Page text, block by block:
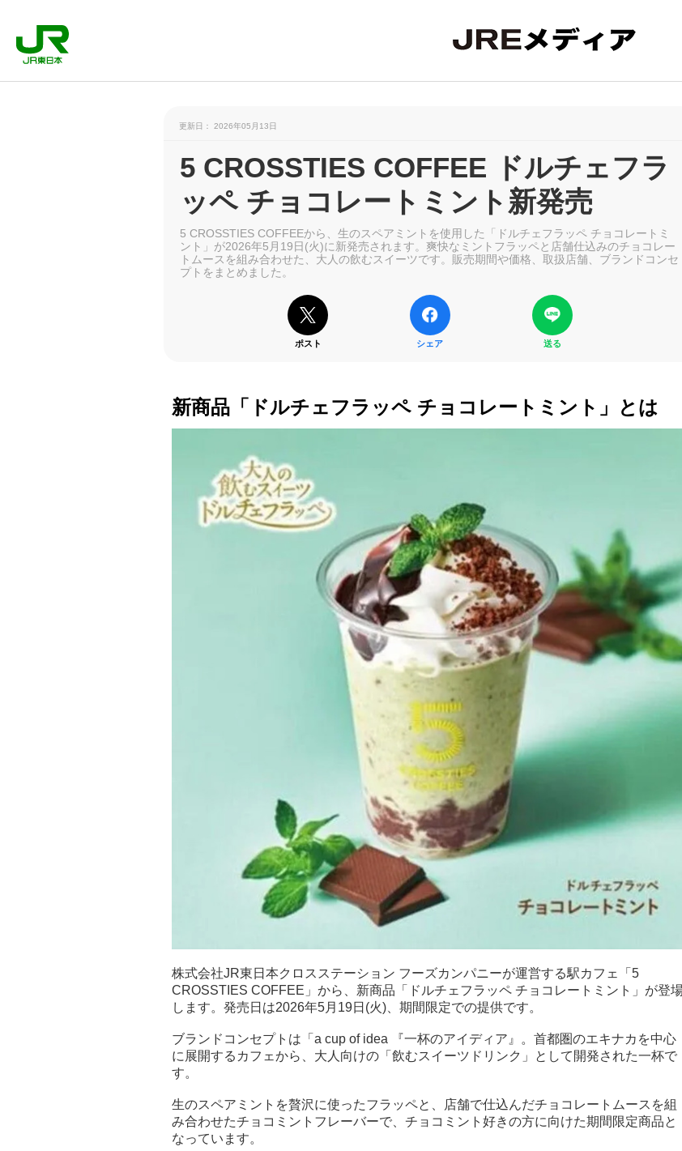
更新日： 2026年05月13日
5 CROSSTIES COFFEE ドルチェフラ
ッペ チョコレートミント新発売
5 CROSSTIES COFFEEから、生のスペアミントを使用した「ドルチェフラッペ チョコレートミ
ント」が2026年5月19日(火)に新発売されます。爽快なミントフラッペと店舗仕込みのチョコレー
トムースを組み合わせた、大人の飲むスイーツです。販売期間や価格、取扱店舗、ブランドコンセ
プトをまとめました。
ポスト シェア 送る
新商品「ドルチェフラッペ チョコレートミント」とは
株式会社JR東日本クロスステーション フーズカンパニーが運営する駅カフェ「5
CROSSTIES COFFEE」から、新商品「ドルチェフラッペ チョコレートミント」が登
します。発売日は2026年5月19日(火)、期間限定での提供です。
ブランドコンセプトは「a cup of idea 『一杯のアイディア』。首都圏のエキナカを中心
に展開するカフェから、大人向けの「飲むスイーツドリンク」として開発された一杯で
す。
生のスペアミントを贅沢に使ったフラッペと、店舗で仕込んだチョコレートムースを組
み合わせたチョコミントフレーバーで、チョコミント好きの方に向けた期間限定商品と
なっています。